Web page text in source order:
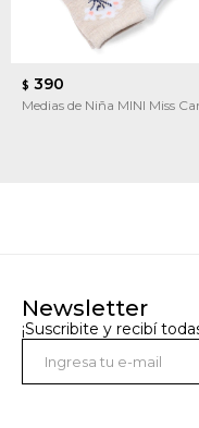
$ 390
Medias de Niña MINI Miss
Newsletter
¡Suscribite y recibí